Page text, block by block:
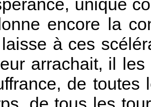
unique
encore la
à ces
arrachait, il
de toutes